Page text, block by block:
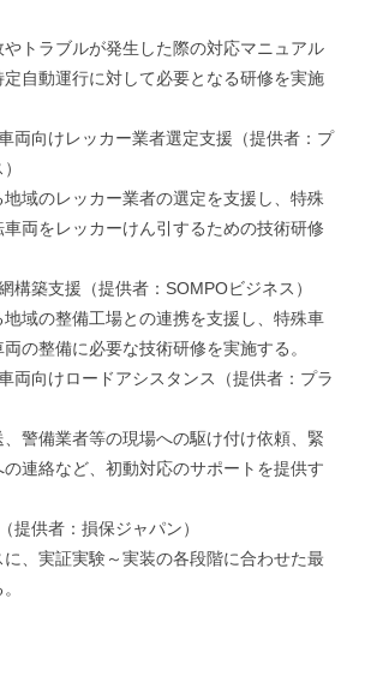
トラブルが発生した際の対応マニュアル
自動運行に対して必要となる研修を実施
両向けレッカー業者選定支援（提供者：プ
域のレッカー業者の選定を支援し、特殊
両をレッカーけん引するための技術研修
構築支援（提供者：SOMPOビジネス）
域の整備工場との連携を支援し、特殊車
の整備に必要な技術研修を実施する。
両向けロードアシスタンス（提供者：プラ
警備業者等の現場への駆け付け依頼、緊
連絡など、初動対応のサポートを提供す
提供者：損保ジャパン）
、実証実験～実装の各段階に合わせた最